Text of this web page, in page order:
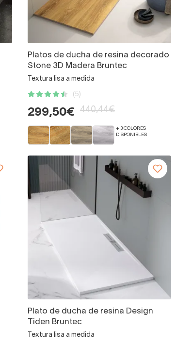
Platos de ducha de resina decorado
Stone 3D Madera Bruntec
Textura lisa a medida
(5)
299,50€ 440,44€
+ 3 COLORES
DISPONIBLES
Plato de ducha de resina Design
Tiden Bruntec
Textura lisa a medida